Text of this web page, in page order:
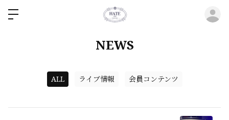
NEWS
ALL ライブ情報 会員コンテンツ